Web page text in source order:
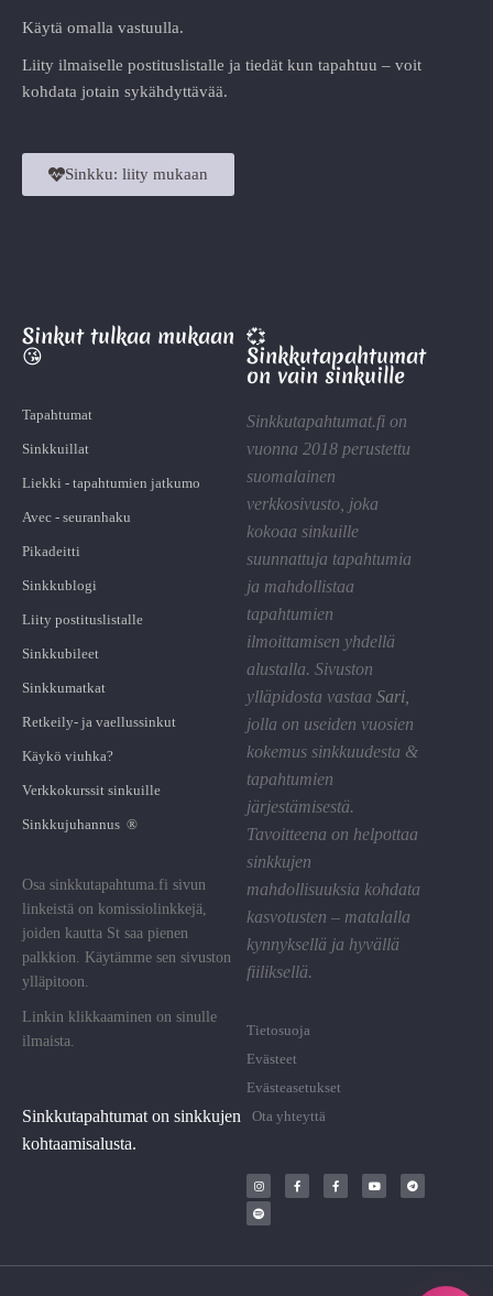
Käytä omalla vastuulla.
Liity ilmaiselle postituslistalle ja tiedät kun tapahtuu – voit
kohdata jotain sykähdyttävää.
Sinkku: liity mukaan
Sinkut tulkaa mukaan
😘
Tapahtumat
Sinkkuillat
Liekki - tapahtumien jatkumo
Avec - seuranhaku
Pikadeitti
Sinkkublogi
Liity postituslistalle
Sinkkubileet
Sinkkumatkat
Retkeily- ja vaellussinkut
Käykö viuhka?
Verkkokurssit sinkuille
Sinkkujuhannus ®
Osa sinkkutapahtuma.fi sivun
linkeistä on komissiolinkkejä,
joiden kautta St saa pienen
palkkion. Käytämme sen sivuston
ylläpitoon.
Linkin klikkaaminen on sinulle
ilmaista.
Sinkkutapahtumat on sinkkujen
kohtaamisalusta.
💞
Sinkkutapahtumat
on vain sinkuille
Sinkkutapahtumat.fi on
vuonna 2018 perustettu
suomalainen
verkkosivusto, joka
kokoaa sinkuille
suunnattuja tapahtumia
ja mahdollistaa
tapahtumien
ilmoittamisen yhdellä
alustalla. Sivuston
ylläpidosta vastaa Sari
jolla on useiden vuosien
kokemus sinkkuudesta &
tapahtumien
järjestämisestä.
Tavoitteena on helpottaa
sinkkujen
mahdollisuuksia kohdata
kasvotusten – matalalla
kynnyksellä ja hyvällä
fiiliksellä.
Tietosuoja
Evästeet
Evästeasetukset
Ota yhteyttä